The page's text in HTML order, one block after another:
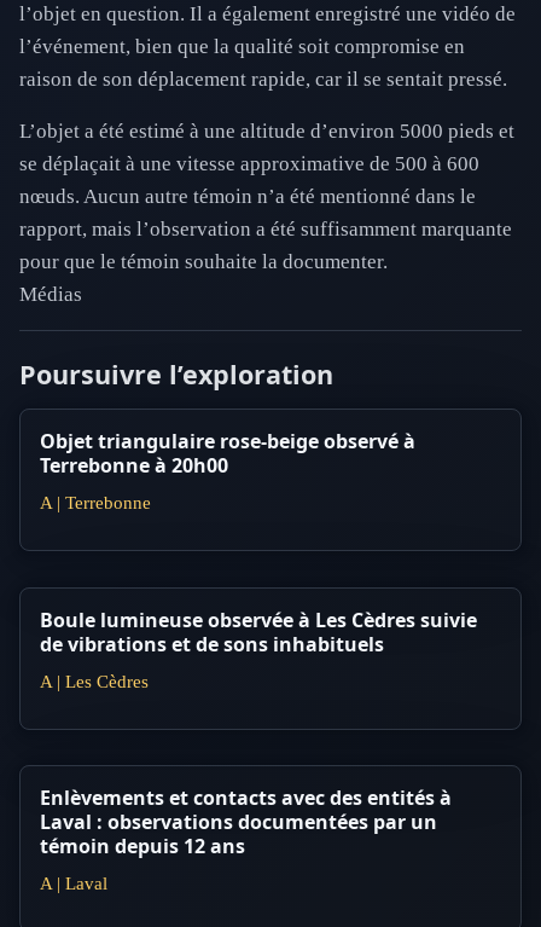
l’objet en question. Il a également enregistré une vidéo de
l’événement, bien que la qualité soit compromise en
raison de son déplacement rapide, car il se sentait pressé.
L’objet a été estimé à une altitude d’environ 5000 pieds et
se déplaçait à une vitesse approximative de 500 à 600
nœuds. Aucun autre témoin n’a été mentionné dans le
rapport, mais l’observation a été suffisamment marquante
pour que le témoin souhaite la documenter.
Médias
Poursuivre l’exploration
Objet triangulaire rose-beige observé à
Terrebonne à 20h00
A | Terrebonne
Boule lumineuse observée à Les Cèdres suivie
de vibrations et de sons inhabituels
A | Les Cèdres
Enlèvements et contacts avec des entités à
Laval : observations documentées par un
témoin depuis 12 ans
A | Laval